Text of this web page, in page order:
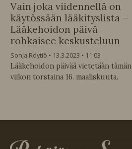
Vain joka viidennellä on
käytössään lääkityslista –
Lääkehoidon päivä
rohkaisee keskusteluun
Sonja Röytiö 13.3.2023
11:03
Lääkehoidon päivää vietetään tämän
viikon torstaina 16. maaliskuuta.